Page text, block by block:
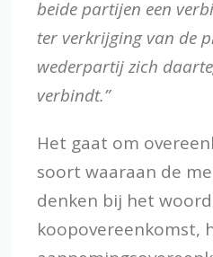
beide partijen een
ter verkrijging van de
wederpartij zich
verbindt.”
Het gaat om
soort waaraan de
denken bij het woord
koopovereenkomst,